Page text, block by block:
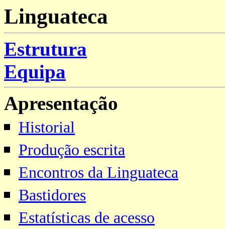
Linguateca
Estrutura
Equipa
Apresentação
Historial
Produção escrita
Encontros da Linguateca
Bastidores
Estatísticas de acesso